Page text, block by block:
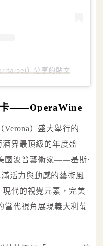
）分享的貼文
卡——OperaWine
Verona）盛大舉行的
酒界最頂級的年度盛
國波普藝術家——基斯·
活力與動感的藝術風
現代的視覺元素，完美
當代視角展現義大利葡